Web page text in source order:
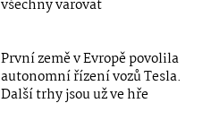
všechny varovat
První země v Evropě povolila
autonomní řízení vozů Tesla.
Další trhy jsou už ve hře